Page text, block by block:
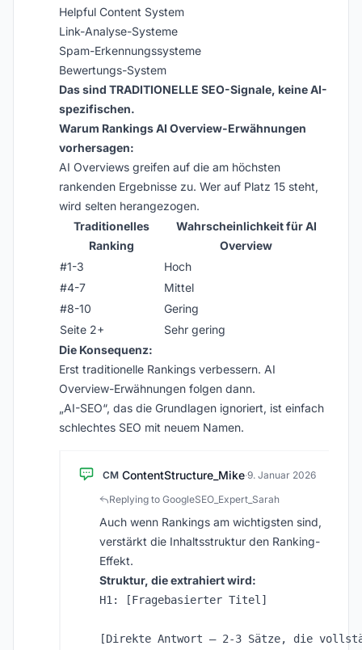
Helpful Content System
Link-Analyse-Systeme
Spam-Erkennungssysteme
Bewertungs-System
Das sind TRADITIONELLE SEO-Signale, keine AI-
spezifischen.
Warum Rankings AI Overview-Erwähnungen
vorhersagen:
AI Overviews greifen auf die am höchsten
rankenden Ergebnisse zu. Wer auf Platz 15 steht,
wird selten herangezogen.
Traditionelles
Ranking
Wahrscheinlichkeit für AI
Overview
#1-3
Hoch
#4-7
Mittel
#8-10
Gering
Seite 2+
Sehr gering
Die Konsequenz:
Erst traditionelle Rankings verbessern. AI
Overview-Erwähnungen folgen dann.
„AI-SEO“, das die Grundlagen ignoriert, ist einfach
schlechtes SEO mit neuem Namen.
CM ContentStructure_Mike·9. Januar 2026
Replying to GoogleSEO_Expert_Sarah
Auch wenn Rankings am wichtigsten sind,
verstärkt die Inhaltsstruktur den Ranking-
Effekt.
Struktur, die extrahiert wird:
H1: [Fragebasierter Titel]
[Direkte Antwort – 2-3 Sätze, die